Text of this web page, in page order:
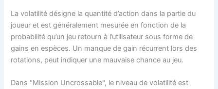
La volatilité désigne la quantité d’action dans la partie du
joueur et est généralement mesurée en fonction de la
probabilité qu’un jeu retourn à l’utilisateur sous forme de
gains en espèces. Un manque de gain récurrent lors des
rotations, peut indiquer une mauvaise chance au jeu.
Dans "Mission Uncrossable", le niveau de volatilité est